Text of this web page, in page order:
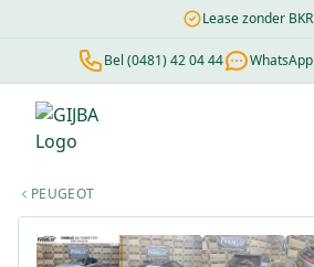
Lease zonder BKR
Bel (0481) 42 04 44 WhatsApp
Financial lease berekenen
PEUGEOT